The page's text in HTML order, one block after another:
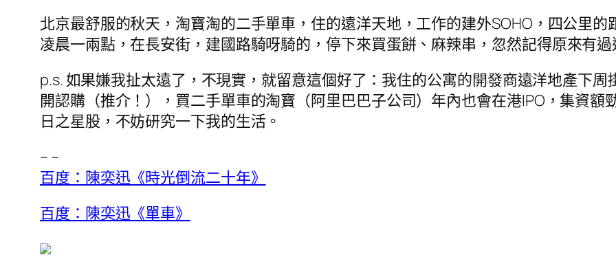
北京最舒服的秋天，淘寶淘的二手單車，住的遠洋天地，工作的建外SOHO，四公里的
凌晨一兩點，在長安街，建國路騎呀騎的，停下來買蛋餅、麻辣串，忽然記得原來有
p.s. 如果嫌我扯太遠了，不現實，就留意這個好了：我住的公寓的開發商遠洋地產下
開認購（推介！），買二手單車的淘寶（阿里巴巴子公司）年內也會在港IPO，集資額
日之星股，不妨研究一下我的生活。
– –
百度：陳奕迅《時光倒流二十年》
百度：陳奕迅《單車》